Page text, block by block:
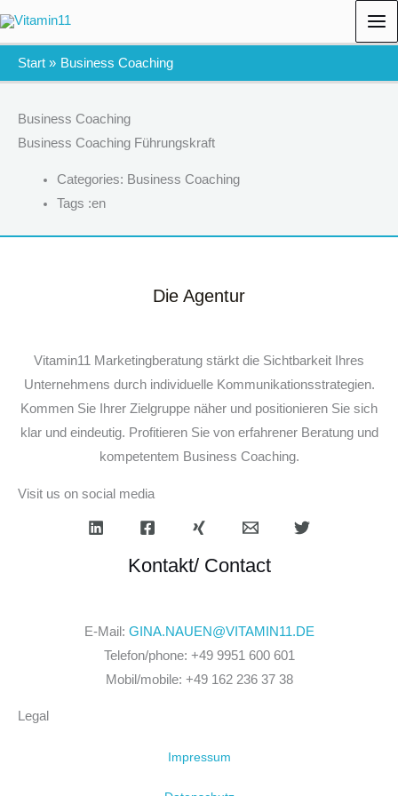
springen
Start Business Coaching
Business Coaching
Business Coaching Führungskraft
Categories: Business Coaching
Tags :en
Die Agentur
Vitamin11 Marketingberatung stärkt die Sichtbarkeit Ihres
Unternehmens durch individuelle Kommunikationsstrategien.
Kommen Sie Ihrer Zielgruppe näher und positionieren Sie sich
klar und eindeutig. Profitieren Sie von erfahrener Beratung und
kompetentem Business Coaching.
Visit us on social media
Kontakt/ Contact
E-Mail: GINA.NAUEN@VITAMIN11.DE
Telefon/phone: +49 9951 600 601
Mobil/mobile: +49 162 236 37 38
Legal
Impressum